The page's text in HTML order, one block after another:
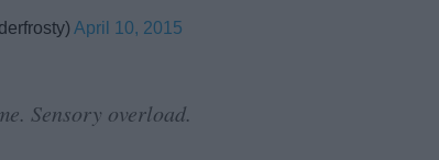
April 10, 2015
Sensory overload.